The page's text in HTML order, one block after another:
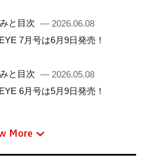
と目次 — 2026.06.08
7月号は6月9日発売！
と目次 — 2026.05.08
6月号は5月9日発売！
More